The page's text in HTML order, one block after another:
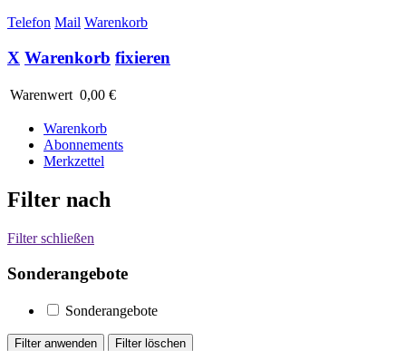
Telefon Mail Warenkorb
X Warenkorb fixieren
Warenwert 0,00 €
Warenkorb
Abonnements
Merkzettel
Filter nach
Filter schließen
Sonderangebote
Sonderangebote